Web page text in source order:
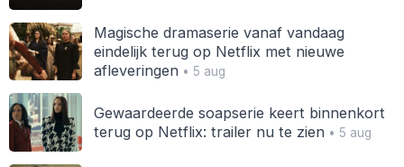
Magische dramaserie vanaf vandaag
eindelijk terug op Netflix met nieuwe
afleveringen• 5 aug
Gewaardeerde soapserie keert binnenkort
terug op Netflix: trailer nu te zien• 5 aug